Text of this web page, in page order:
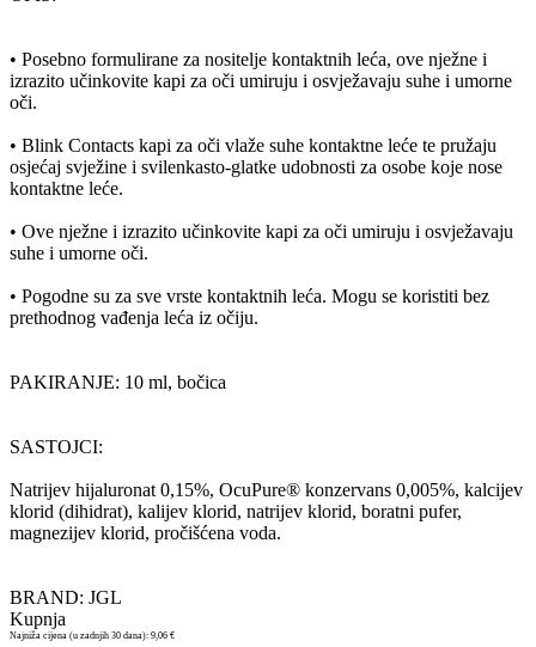
• Posebno formulirane za nositelje kontaktnih leća, ove nježne i
izrazito učinkovite kapi za oči umiruju i osvježavaju suhe i umorne
oči.
• Blink Contacts kapi za oči vlaže suhe kontaktne leće te pružaju
osjećaj svježine i svilenkasto-glatke udobnosti za osobe koje nose
kontaktne leće.
• Ove nježne i izrazito učinkovite kapi za oči umiruju i osvježavaju
suhe i umorne oči.
• Pogodne su za sve vrste kontaktnih leća. Mogu se koristiti bez
prethodnog vađenja leća iz očiju.
PAKIRANJE: 10 ml, bočica
SASTOJCI:
Natrijev hijaluronat 0,15%, OcuPure® konzervans 0,005%, kalcijev
klorid (dihidrat), kalijev klorid, natrijev klorid, boratni pufer,
magnezijev klorid, pročišćena voda.
BRAND: JGL
Kupnja
Najniža cijena (u zadnjih 30 dana): 9,06 €